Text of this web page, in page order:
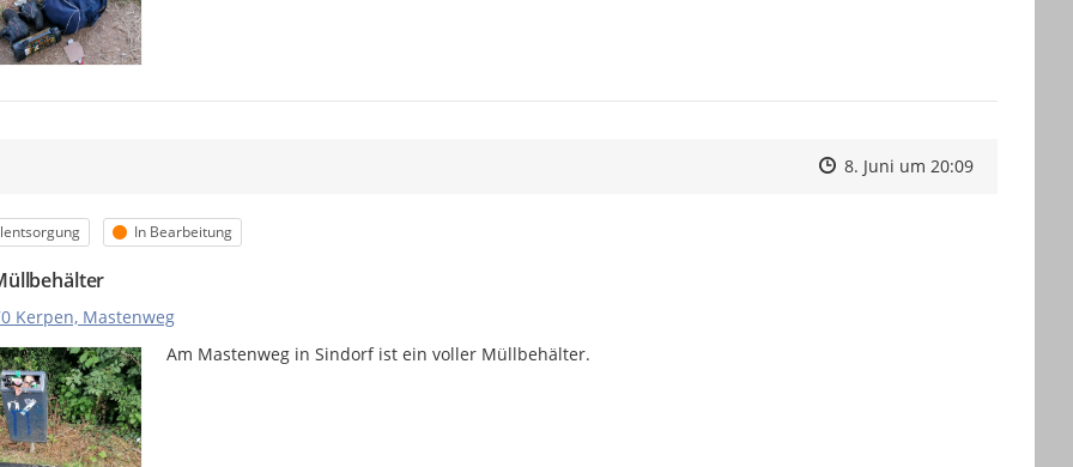
Zeitpunkt des Erstellens
Zeitpunkt des Erstellens
8. Juni um 20:09Zur
Status
In Bearbeitung
Kerpen, Mastenweg
Am Mastenweg in Sindorf ist ein voller Müllbehälter.